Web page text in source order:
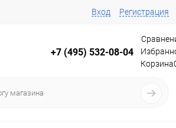
Вход Регистрация
+7 (495) 532-08-04
Корзина